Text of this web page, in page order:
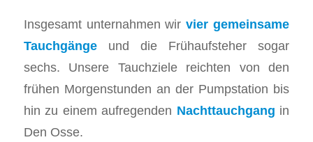
Insgesamt unternahmen wirvier gemeinsame
Tauchgängeund die Frühaufsteher sogar
sechs. Unsere Tauchziele reichten von den
frühen Morgenstunden an der Pumpstation bis
hin zu einem aufregenden Nachttauchgang in
Den Osse.